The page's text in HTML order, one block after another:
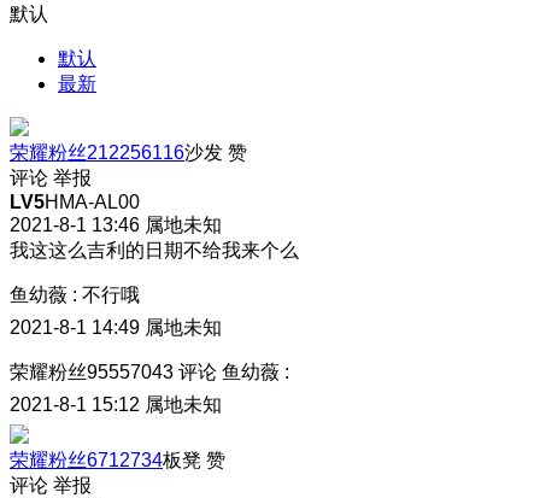
默认
默认
最新
荣耀粉丝212256116沙发 赞
评论 举报
LV5HMA-AL00
2021-8-1 13:46 属地未知
我这这么吉利的日期不给我来个么
鱼幼薇 : 不行哦
2021-8-1 14:49 属地未知
荣耀粉丝95557043 评论 鱼幼薇 :
2021-8-1 15:12 属地未知
荣耀粉丝6712734板凳 赞
评论 举报